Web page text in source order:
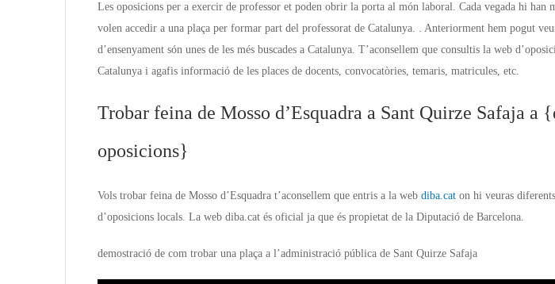
Les oposicions per a exercir de professor et poden obrir la porta al món laboral. Cada vegada hi han
volen accedir a una plaça per formar part del professorat de Catalunya. . Anteriorment hem pogut
d’ensenyament són unes de les més buscades a Catalunya. T’aconsellem que consultis la web
Catalunya i agafis informació de les places de docents, convocatòries, temaris, matricules, etc.
Trobar feina de Mosso d’Esquadra a Sant Quirze Safaja a
oposicions}
Vols trobar feina de Mosso d’Esquadra t’aconsellem que entris a la web diba.cat on hi veuras
d’oposicions locals. La web diba.cat és oficial ja que és propietat de la Diputació de Barcelona.
demostració de com trobar una plaça a l’administració pública de Sant Quirze Safaja